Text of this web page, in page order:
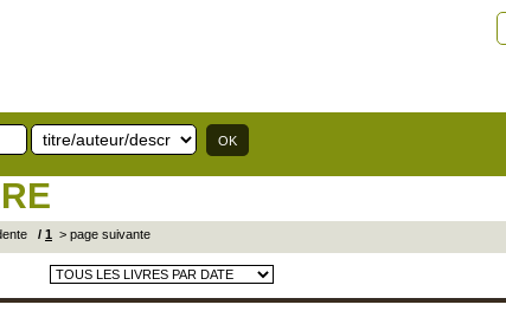
/ 1 > page suivante